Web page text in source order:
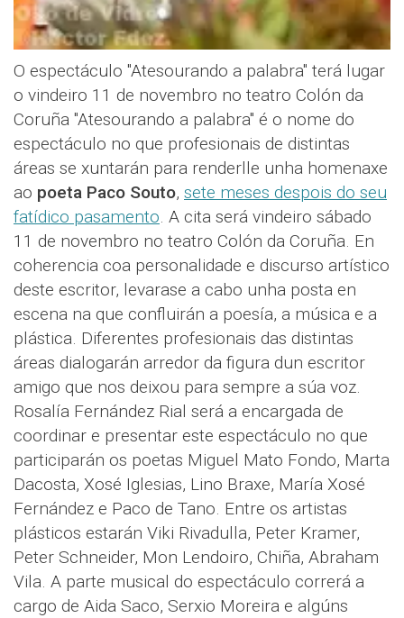
O espectáculo "Atesourando a palabra" terá lugar
o vindeiro 11 de novembro no teatro Colón da
Coruña "Atesourando a palabra" é o nome do
espectáculo no que profesionais de distintas
áreas se xuntarán para renderlle unha homenaxe
ao poeta Paco Souto, sete meses despois do seu
fatídico pasamento. A cita será vindeiro sábado
11 de novembro no teatro Colón da Coruña. En
coherencia coa personalidade e discurso artístico
deste escritor, levarase a cabo unha posta en
escena na que confluirán a poesía, a música e a
plástica. Diferentes profesionais das distintas
áreas dialogarán arredor da figura dun escritor
amigo que nos deixou para sempre a súa voz.
Rosalía Fernández Rial será a encargada de
coordinar e presentar este espectáculo no que
participarán os poetas Miguel Mato Fondo, Marta
Dacosta, Xosé Iglesias, Lino Braxe, María Xosé
Fernández e Paco de Tano. Entre os artistas
plásticos estarán Viki Rivadulla, Peter Kramer,
Peter Schneider, Mon Lendoiro, Chiña, Abraham
Vila. A parte musical do espectáculo correrá a
cargo de Aida Saco, Serxio Moreira e algúns